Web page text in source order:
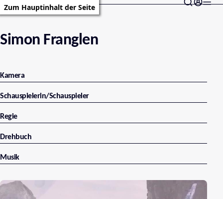
Zum Hauptinhalt der Seite
Simon Franglen
Kamera
Schauspielerin/Schauspieler
Regie
Drehbuch
Musik